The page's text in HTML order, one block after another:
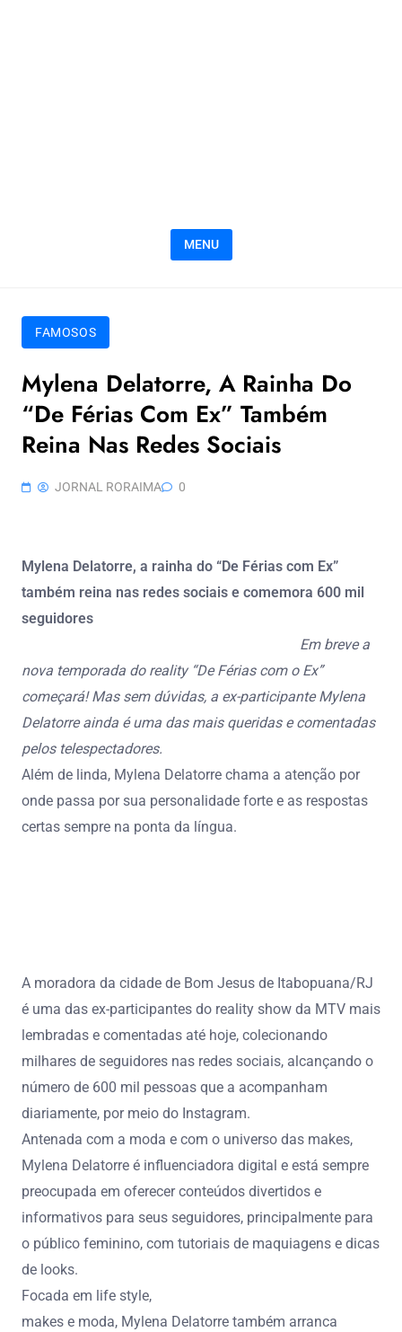
MENU
FAMOSOS
Mylena Delatorre, A Rainha Do
“De Férias Com Ex” Também
Reina Nas Redes Sociais
JORNAL RORAIMA 0
Mylena Delatorre, a rainha do “De Férias com Ex”
também reina nas redes sociais e comemora 600 mil
seguidores
Em breve a
nova temporada do reality “De Férias com o Ex”
começará! Mas sem dúvidas, a ex-participante Mylena
Delatorre ainda é uma das mais queridas e comentadas
pelos telespectadores.
Além de linda, Mylena Delatorre chama a atenção por
onde passa por sua personalidade forte e as respostas
certas sempre na ponta da língua.
A moradora da cidade de Bom Jesus de Itabopuana/RJ
é uma das ex-participantes do reality show da MTV mais
lembradas e comentadas até hoje, colecionando
milhares de seguidores nas redes sociais, alcançando o
número de 600 mil pessoas que a acompanham
diariamente, por meio do Instagram.
Antenada com a moda e com o universo das makes,
Mylena Delatorre é influenciadora digital e está sempre
preocupada em oferecer conteúdos divertidos e
informativos para seus seguidores, principalmente para
o público feminino, com tutoriais de maquiagens e dicas
de looks.
Focada em life style,
makes e moda, Mylena Delatorre também arranca